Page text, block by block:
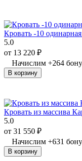
Кровать -10
5.0
от 13 220 ₽
Начислим +264
В корзину
Кровать из массива
5.0
от 31 550 ₽
Начислим +631
В корзину